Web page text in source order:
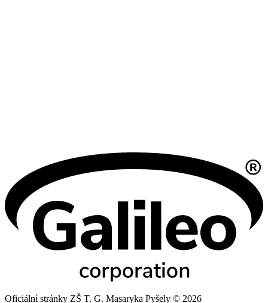
Oficiální stránky ZŠ T. G. Masaryka Pyšely © 2026